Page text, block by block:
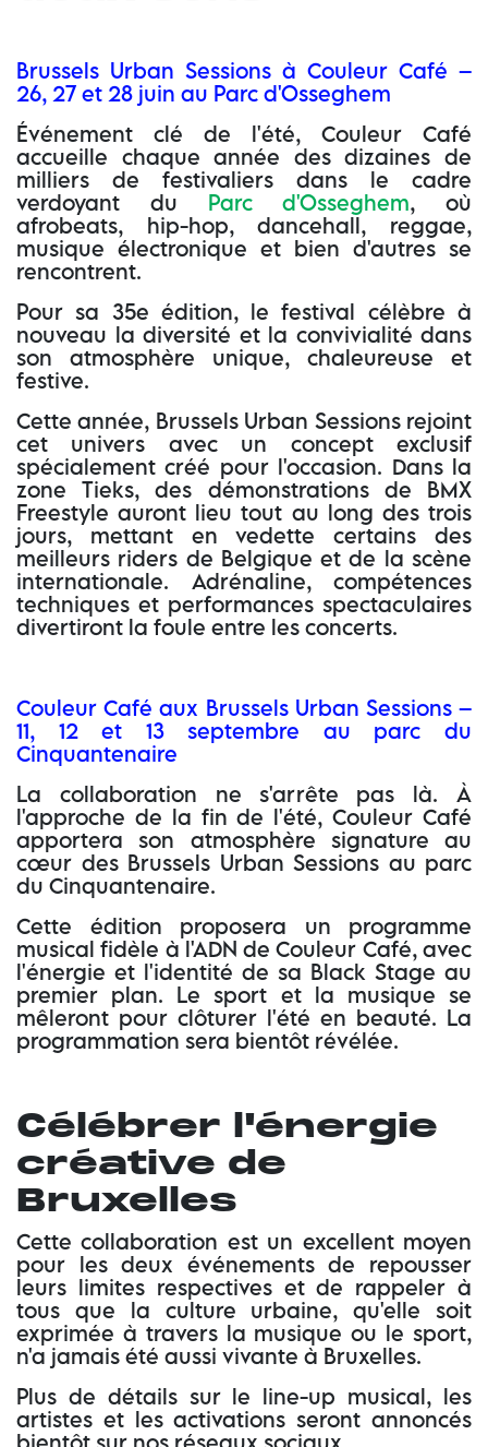
Brussels Urban Sessions à Couleur Café –
26, 27 et 28 juin au Parc d'Osseghem
Événement clé de l'été, Couleur Café
accueille chaque année des dizaines de
milliers de festivaliers dans le cadre
verdoyant du Parc d'Osseghem, où
afrobeats, hip-hop, dancehall, reggae,
musique électronique et bien d'autres se
rencontrent.
Pour sa 35e édition, le festival célèbre à
nouveau la diversité et la convivialité dans
son atmosphère unique, chaleureuse et
festive.
Cette année, Brussels Urban Sessions rejoint
cet univers avec un concept exclusif
spécialement créé pour l'occasion. Dans la
zone Tieks, des démonstrations de BMX
Freestyle auront lieu tout au long des trois
jours, mettant en vedette certains des
meilleurs riders de Belgique et de la scène
internationale. Adrénaline, compétences
techniques et performances spectaculaires
divertiront la foule entre les concerts.
Couleur Café aux Brussels Urban Sessions –
11, 12 et 13 septembre au parc du
Cinquantenaire
La collaboration ne s'arrête pas là. À
l'approche de la fin de l'été, Couleur Café
apportera son atmosphère signature au
cœur des Brussels Urban Sessions au parc
du Cinquantenaire.
Cette édition proposera un programme
musical fidèle à l'ADN de Couleur Café, avec
l'énergie et l'identité de sa Black Stage au
premier plan. Le sport et la musique se
mêleront pour clôturer l'été en beauté. La
programmation sera bientôt révélée.
Célébrer l'énergie
créative de
Bruxelles
Cette collaboration est un excellent moyen
pour les deux événements de repousser
leurs limites respectives et de rappeler à
tous que la culture urbaine, qu'elle soit
exprimée à travers la musique ou le sport,
n'a jamais été aussi vivante à Bruxelles.
Plus de détails sur le line-up musical, les
artistes et les activationsseront annoncés
bientôt sur nos réseaux sociaux.